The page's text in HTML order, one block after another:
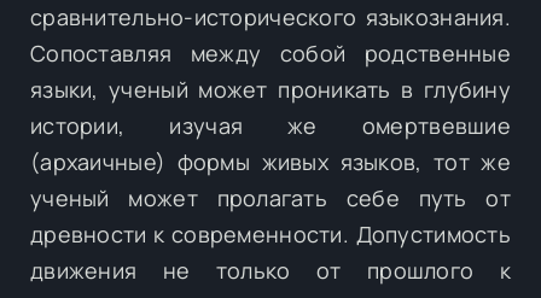
сравнительно-исторического языкознания.
Сопоставляя между собой родственные
языки, ученый может проникать в глубину
истории, изучая же омертвевшие
(архаичные) формы живых языков, тот же
ученый может пролагать себе путь от
древности к современности. Допустимость
движения не только от прошлого к